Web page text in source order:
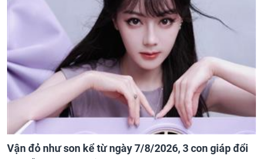
Vận đỏ như son kể từ ngày 7/8/2026, 3 con giáp đổi